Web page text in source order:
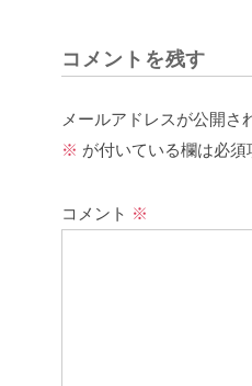
コメントを残す
メールアドレスが公開さ
※ が付いている欄は必須
コメント ※